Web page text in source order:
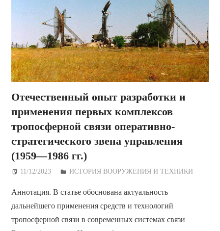
Отечественный опыт разработки и
применения первых комплексов
тропосферной связи оперативно-
стратегического звена управления
(1959—1986 гг.)
11/12/2023 Дежурный по Редакции
ИСТОРИЯ ВООРУЖЕНИЯ И ТЕХНИКИ
Аннотация. В статье обоснована актуальность
дальнейшего применения средств и технологий
тропосферной связи в современных системах связи